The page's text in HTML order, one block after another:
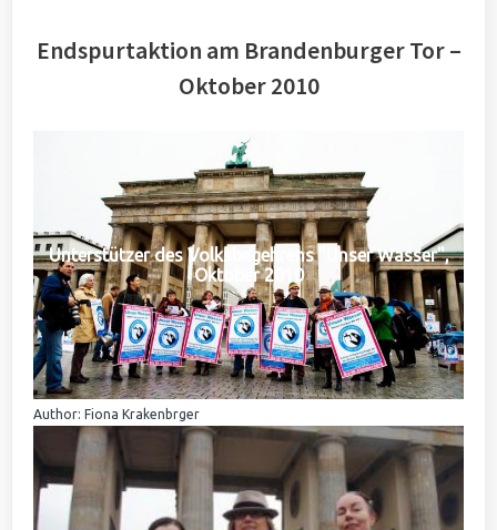
Endspurtaktion am Brandenburger Tor –
Oktober 2010
Unterstützer des Volksbegehrens "Unser Wasser",
Oktober 2010
Author: Fiona Krakenbrger